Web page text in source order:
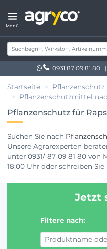
Menü
0931 87 09 81 80
Startseite
Pflanzenschutz
Pflanzenschutzmittel
Pflanzenschutz für Raps
Suchen Sie nach
Unsere Agrarexperten
unter 0931/ 87 09 81 80 von
18:00 Uhr oder schreiben
Jetzt
Filtere nach: